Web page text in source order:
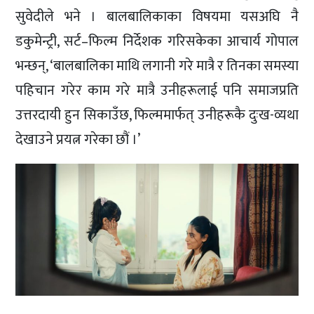
सुवेदीले भने । बालबालिकाका विषयमा यसअघि नै
डकुमेन्ट्री, सर्ट–फिल्म निर्देशक गरिसकेका आचार्य गोपाल
भन्छन्, ‘बालबालिका माथि लगानी गरे मात्रै र तिनका समस्या
पहिचान गरेर काम गरे मात्रै उनीहरूलाई पनि समाजप्रति
उत्तरदायी हुन सिकाउँछ, फिल्ममार्फत् उनीहरूकै दुःख-व्यथा
देखाउने प्रयत्न गरेका छौं ।’